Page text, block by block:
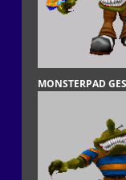
MONSTERPAD